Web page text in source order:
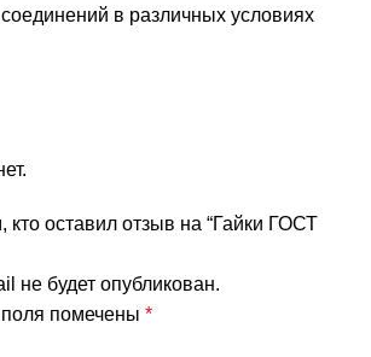
соединений в различных условиях
кто оставил отзыв на “Гайки ГОСТ
не будет опубликован.
помечены *